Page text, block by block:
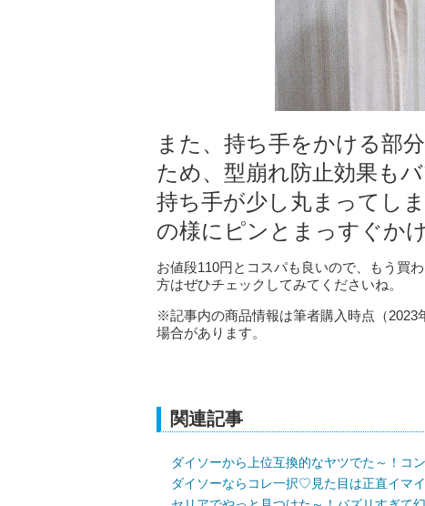
また、持ち手をかける部
ため、型崩れ防止効果も
持ち手が少し丸まってし
の様にピンとまっすぐか
お値段110円とコスパも良いので、もう買
方はぜひチェックしてみてくださいね。
※記事内の商品情報は筆者購入時点（2023
場合があります。
関連記事
ダイソーから上位互換的なヤツでた～！コ
ダイソーならコレ一択♡見た目は正直イマ